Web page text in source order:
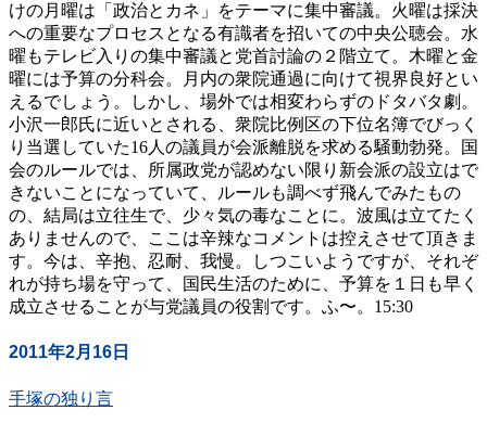
けの月曜は「政治とカネ」をテーマに集中審議。火曜は採決
への重要なプロセスとなる有識者を招いての中央公聴会。水
曜もテレビ入りの集中審議と党首討論の２階立て。木曜と金
曜には予算の分科会。月内の衆院通過に向けて視界良好とい
えるでしょう。しかし、場外では相変わらずのドタバタ劇。
小沢一郎氏に近いとされる、衆院比例区の下位名簿でびっく
り当選していた16人の議員が会派離脱を求める騒動勃発。国
会のルールでは、所属政党が認めない限り新会派の設立はで
きないことになっていて、ルールも調べず飛んでみたもの
の、結局は立往生で、少々気の毒なことに。波風は立てたく
ありませんので、ここは辛辣なコメントは控えさせて頂きま
す。今は、辛抱、忍耐、我慢。しつこいようですが、それぞ
れが持ち場を守って、国民生活のために、予算を１日も早く
成立させることが与党議員の役割です。ふ〜。15:30
2011年2月16日
手塚の独り言